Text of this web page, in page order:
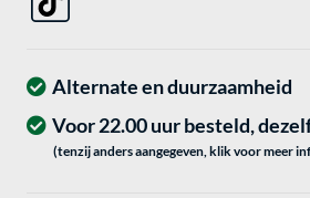
Alternate en duurzaamheid
Voor 22.00 uur besteld,
(tenzij anders aangegeven, klik voor meer